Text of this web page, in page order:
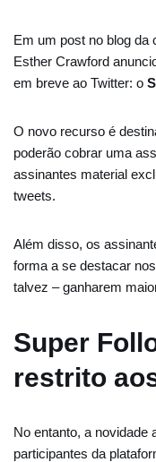
Em um post no blog da
Esther Crawford
em breve ao Twitter: o
O novo recurso é
poderão cobrar uma
assinantes material
tweets.
Além disso, os
forma a se destacar
talvez – ganharem
Super
restrito
No entanto, a novidade
participantes da